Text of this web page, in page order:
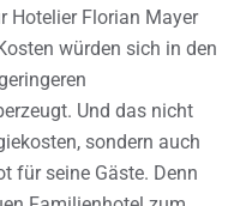
Hotelier Florian Mayer
würden sich in den
Und das nicht
sondern auch
für seine Gäste. Denn